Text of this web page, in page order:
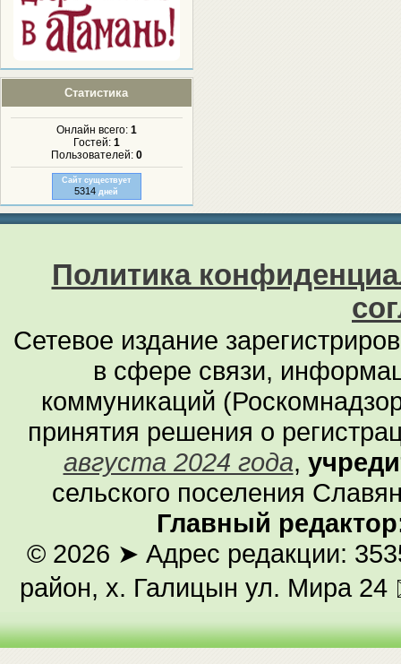
Статистика
Онлайн всего: 1
Гостей: 1
Пользователей: 0
Сайт существует
5314 дней
Политика
Сетевое издание
в сфере связи,
коммуникаций
принятия решения о
августа 2024 года,
сельского поселения
Главный
© 2026 ➤ Адрес редакции:
район, х. Галицын ул. Мира